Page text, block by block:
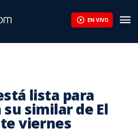
EN VIVO
lista para
similar de El
viernes